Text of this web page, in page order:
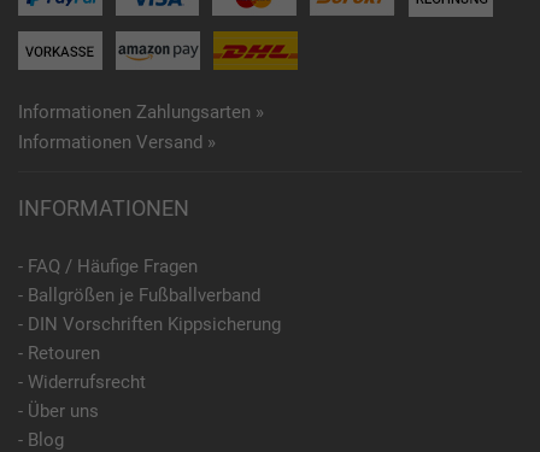
Informationen Zahlungsarten »
Informationen Versand »
INFORMATIONEN
- FAQ / Häufige Fragen
- Ballgrößen je Fußballverband
- DIN Vorschriften Kippsicherung
- Retouren
- Widerrufsrecht
- Über uns
- Blog